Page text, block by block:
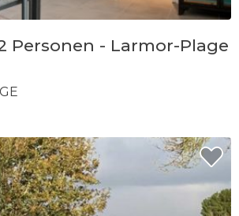
Personen - Larmor-Plage